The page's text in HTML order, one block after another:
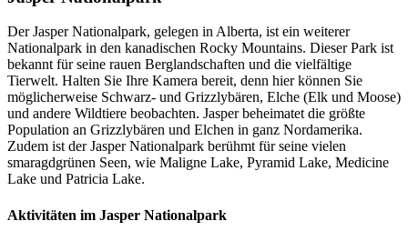
Der Jasper Nationalpark, gelegen in Alberta, ist ein weiterer
Nationalpark in den kanadischen Rocky Mountains. Dieser Park ist
bekannt für seine rauen Berglandschaften und die vielfältige
Tierwelt. Halten Sie Ihre Kamera bereit, denn hier können Sie
möglicherweise Schwarz- und Grizzlybären, Elche (Elk und Moose)
und andere Wildtiere beobachten. Jasper beheimatet die größte
Population an Grizzlybären und Elchen in ganz Nordamerika.
Zudem ist der Jasper Nationalpark berühmt für seine vielen
smaragdgrünen Seen, wie Maligne Lake, Pyramid Lake, Medicine
Lake und Patricia Lake.
Aktivitäten im Jasper Nationalpark